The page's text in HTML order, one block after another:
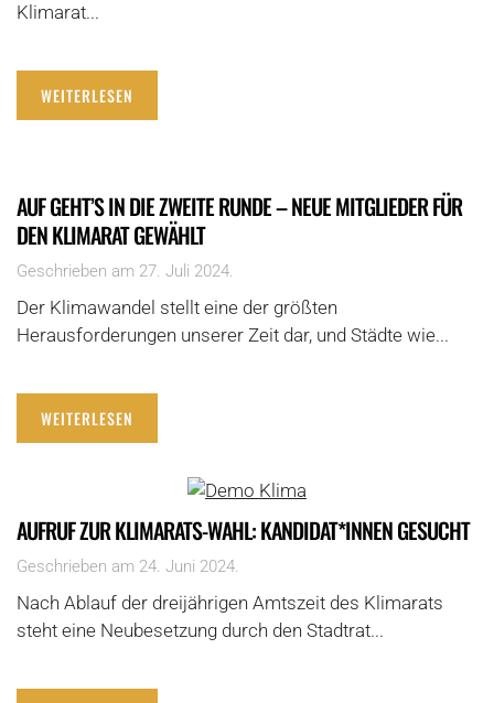
Klimarat...
WEITERLESEN
AUF GEHT’S IN DIE ZWEITE RUNDE – NEUE MITGLIEDER FÜR
DEN KLIMARAT GEWÄHLT
Geschrieben am 27. Juli 2024.
Der Klimawandel stellt eine der größten
Herausforderungen unserer Zeit dar, und Städte wie...
WEITERLESEN
AUFRUF ZUR KLIMARATS-WAHL: KANDIDAT*INNEN GESUCHT
Geschrieben am 24. Juni 2024.
Nach Ablauf der dreijährigen Amtszeit des Klimarats
steht eine Neubesetzung durch den Stadtrat...